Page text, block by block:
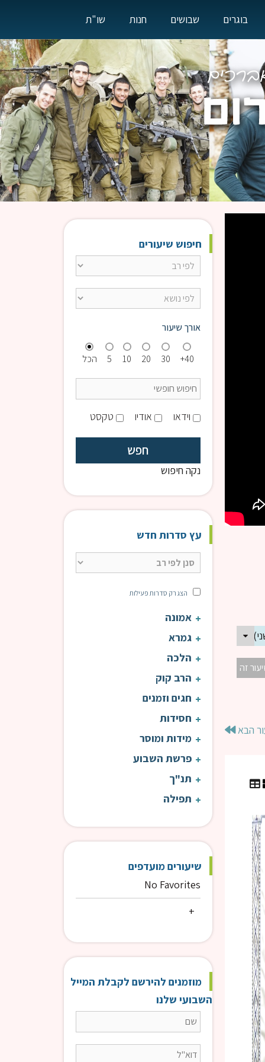
בוגרים שבושים חנות שו"ת
זה
הבא
אורות התשובה | הרב טוויל
חיפוש שיעורים
אורך שיעור
הכל 5 10 20 30 40+
וידאו אודיו טקסט
נקה חיפוש
עץ סדרות חדש
הצג רק סדרות פעילות
אמונה
גמרא
הלכה
הרב קוק
חגים וזמנים
חסידות
מידות ומוסר
פרשת השבוע
תנ"ך
תפילה
שיעורים מועדפים
No Favorites
מוזמנים להירשם לקבלת המייל
השבועי שלנו